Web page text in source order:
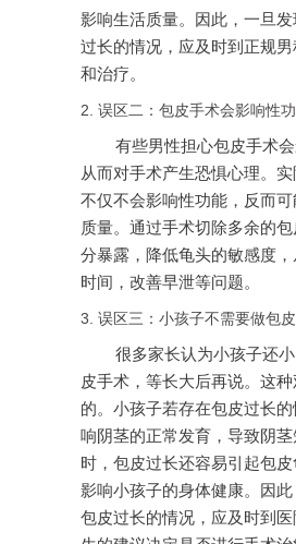
影响生活质量。因此，一旦
过长的情况，应及时到正规
和治疗。
2. 误区二：包皮手术会影响性
有些男性担心包皮手术会
从而对手术产生恐惧心理。
不仅不会影响性功能，反而
质量。通过手术切除多余的
分暴露，降低龟头的敏感度
时间，改善早泄等问题。
3. 误区三：小孩子不需要做包
很多家长认为小孩子还
皮手术，等长大后再说。这
的。小孩子若存在包皮过长
响阴茎的正常发育，导致阴茎
时，包皮过长还容易引起包皮
影响小孩子的身体健康。因
包皮过长的情况，应及时到